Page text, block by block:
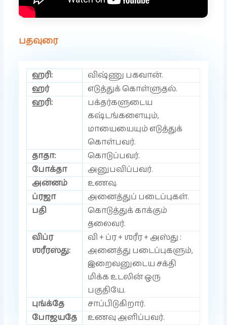
பதவுரை
ஹரி:
விஷ்ணு பகவான்.
ஹர்
எடுத்துக் கொள்ளுதல்.
ஹரி:
பக்தர்களுடைய
கஷ்டங்களையும்,
மாயையையும் எடுத்துக்
கொள்பவர்.
தாதா:
கொடுப்பவர்.
போக்தா
அனுபவிப்பவர்.
அன்னம்
உணவு.
ப்ரஜா
அனைத்துப் படைப்புகள்.
பதி
கொடுத்துக் காக்கும்
தலைவர்.
விப்ர
ஶரீரஸ்து:
வி + ப்ர + ஶரீர + அஸ்து :
அனைத்து படைப்புகளும்,
இறைவனுடைய சக்தி
மிக்க உடலின் ஒரு
பகுதியே.
புங்க்தே
சாப்பிடுகிறார்.
போஜயதே
உணவு அளிப்பவர்.